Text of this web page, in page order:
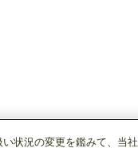
状況の変更を鑑みて、当